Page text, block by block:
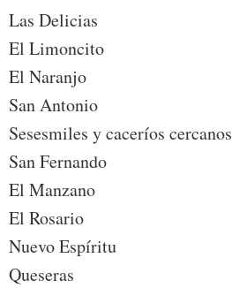
Las Delicias
El Limoncito
El Naranjo
San Antonio
Sesesmiles y caceríos cercanos
San Fernando
El Manzano
El Rosario
Nuevo Espíritu
Queseras